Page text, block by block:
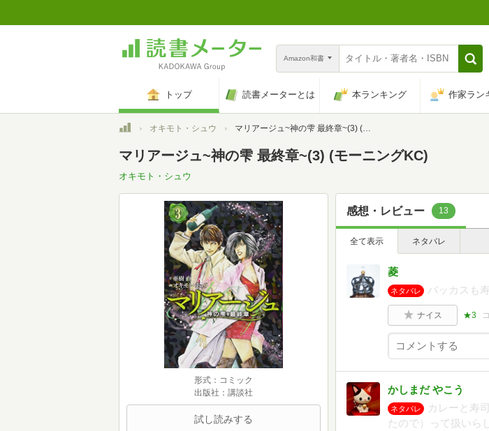
Amazon和書
トップ 読書メーターとは 本ランキング 作家ラン
トップオキモト・シュウ マリアージュ~神の雫 最終章~(3) (モーニングKC)
マリアージュ~神の雫 最終章~(3) (モーニングKC)
オキモト・シュウ
形式：コミック
出版社：講談社
試し読みする
感想・レビュー 13
全て表示 ネタバレ
菱
ネタバレ バッカスも
ナイス ★3
かしまだ やこう
ネタバレ
カレーと寿
たので）って扱いら